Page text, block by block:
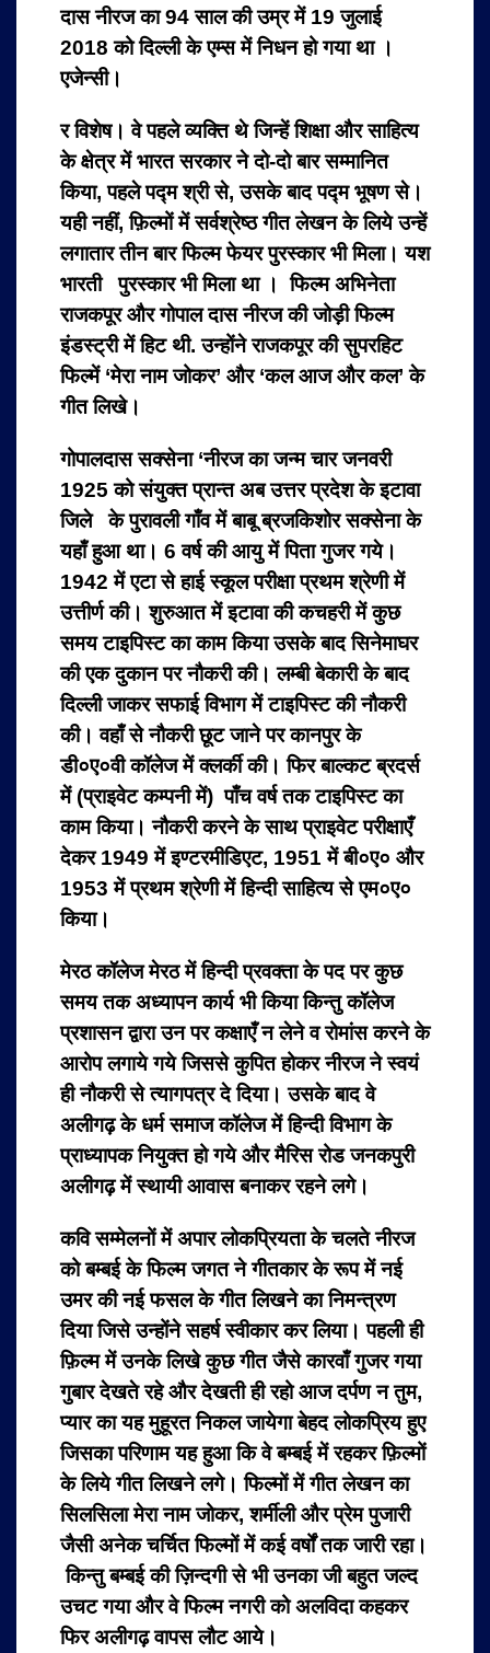
दास नीरज का 94 साल की उम्र में 19 जुलाई
2018 को दिल्ली के एम्स में निधन हो गया था ।
एजेन्सी।
र विशेष। वे पहले व्यक्ति थे जिन्हें शिक्षा और साहित्य
के क्षेत्र में भारत सरकार ने दो-दो बार सम्मानित
किया, पहले पद्म श्री से, उसके बाद पद्म भूषण से।
यही नहीं, फ़िल्मों में सर्वश्रेष्ठ गीत लेखन के लिये उन्हें
लगातार तीन बार फिल्म फेयर पुरस्कार भी मिला। यश
भारती पुरस्कार भी मिला था । फिल्म अभिनेता
राजकपूर और गोपाल दास नीरज की जोड़ी फिल्म
इंडस्ट्री में हिट थी. उन्होंने राजकपूर की सुपरहिट
फिल्में ‘मेरा नाम जोकर’ और ‘कल आज और कल’ के
गीत लिखे।
गोपालदास सक्सेना ‘नीरज का जन्म चार जनवरी
1925 को संयुक्त प्रान्त अब उत्तर प्रदेश के इटावा
जिले के पुरावली गाँव में बाबू ब्रजकिशोर सक्सेना के
यहाँ हुआ था। 6 वर्ष की आयु में पिता गुजर गये।
1942 में एटा से हाई स्कूल परीक्षा प्रथम श्रेणी में
उत्तीर्ण की। शुरुआत में इटावा की कचहरी में कुछ
समय टाइपिस्ट का काम किया उसके बाद सिनेमाघर
की एक दुकान पर नौकरी की। लम्बी बेकारी के बाद
दिल्ली जाकर सफाई विभाग में टाइपिस्ट की नौकरी
की। वहाँ से नौकरी छूट जाने पर कानपुर के
डी०ए०वी कॉलेज में क्लर्की की। फिर बाल्कट ब्रदर्स
में (प्राइवेट कम्पनी में) पाँच वर्ष तक टाइपिस्ट का
काम किया। नौकरी करने के साथ प्राइवेट परीक्षाएँ
देकर 1949 में इण्टरमीडिएट, 1951 में बी०ए० और
1953 में प्रथम श्रेणी में हिन्दी साहित्य से एम०ए०
किया।
मेरठ कॉलेज मेरठ में हिन्दी प्रवक्ता के पद पर कुछ
समय तक अध्यापन कार्य भी किया किन्तु कॉलेज
प्रशासन द्वारा उन पर कक्षाएँ न लेने व रोमांस करने के
आरोप लगाये गये जिससे कुपित होकर नीरज ने स्वयं
ही नौकरी से त्यागपत्र दे दिया। उसके बाद वे
अलीगढ़ के धर्म समाज कॉलेज में हिन्दी विभाग के
प्राध्यापक नियुक्त हो गये और मैरिस रोड जनकपुरी
अलीगढ़ में स्थायी आवास बनाकर रहने लगे।
कवि सम्मेलनों में अपार लोकप्रियता के चलते नीरज
को बम्बई के फिल्म जगत ने गीतकार के रूप में नई
उमर की नई फसल के गीत लिखने का निमन्त्रण
दिया जिसे उन्होंने सहर्ष स्वीकार कर लिया। पहली ही
फ़िल्म में उनके लिखे कुछ गीत जैसे कारवाँ गुजर गया
गुबार देखते रहे और देखती ही रहो आज दर्पण न तुम,
प्यार का यह मुहूरत निकल जायेगा बेहद लोकप्रिय हुए
जिसका परिणाम यह हुआ कि वे बम्बई में रहकर फ़िल्मों
के लिये गीत लिखने लगे। फिल्मों में गीत लेखन का
सिलसिला मेरा नाम जोकर, शर्मीली और प्रेम पुजारी
जैसी अनेक चर्चित फिल्मों में कई वर्षों तक जारी रहा।
किन्तु बम्बई की ज़िन्दगी से भी उनका जी बहुत जल्द
उचट गया और वे फिल्म नगरी को अलविदा कहकर
फिर अलीगढ़ वापस लौट आये।